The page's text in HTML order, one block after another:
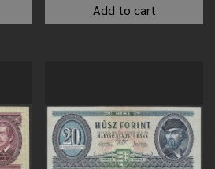
Add to cart